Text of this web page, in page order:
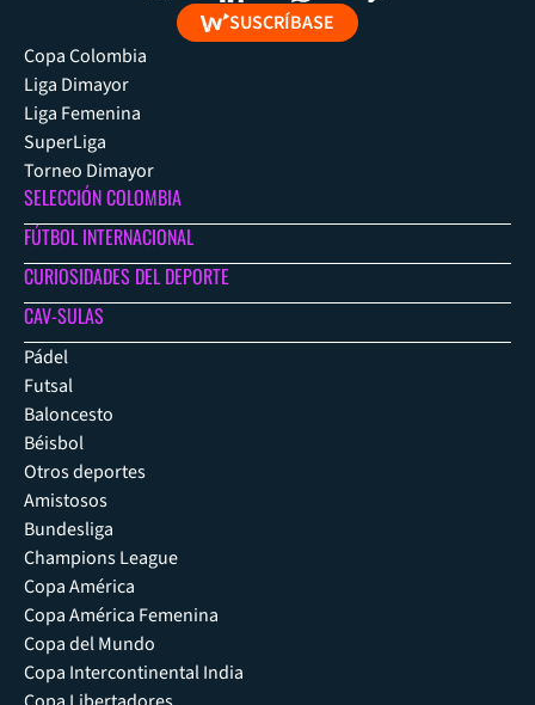
SUSCRÍBASE
Copa Colombia
Liga Dimayor
Liga Femenina
SuperLiga
Torneo Dimayor
SELECCIÓN COLOMBIA
FÚTBOL INTERNACIONAL
CURIOSIDADES DEL DEPORTE
CAV-SULAS
Pádel
Futsal
Baloncesto
Béisbol
Otros deportes
Amistosos
Bundesliga
Champions League
Copa América
Copa América Femenina
Copa del Mundo
Copa Intercontinental India